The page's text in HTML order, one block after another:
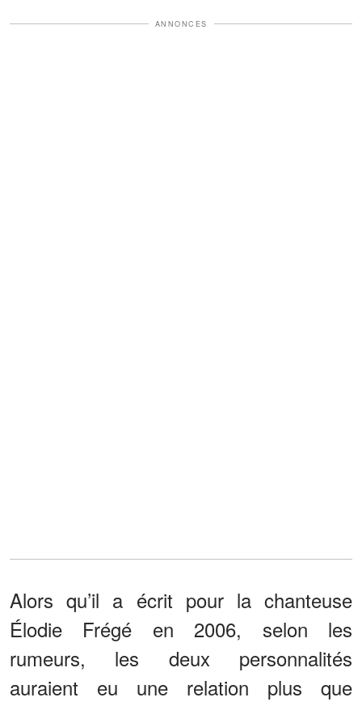
ANNONCES
Alors qu’il a écrit pour la chanteuse
Élodie Frégé en 2006, selon les
rumeurs, les deux personnalités
auraient eu une relation plus que